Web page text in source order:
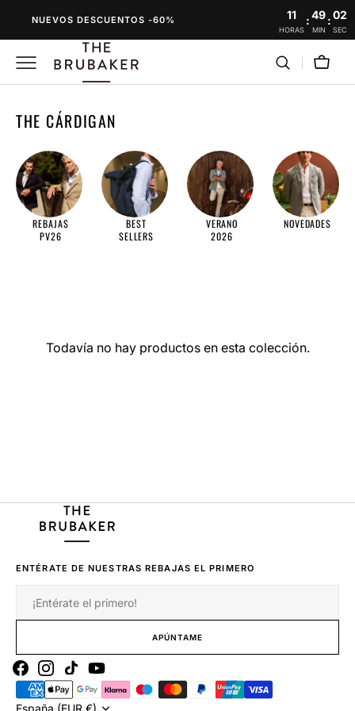
11
HORAS
:49
MIN
: 01
SEC
NUEVOS DESCUENTOS -60%
Carro
RECOPILACIÓN:
THE CÁRDIGAN
REBAJAS
PV26
BEST
SELLERS
VERANO
2026
NOVEDADES
Todavía no hay productos en esta colección.
ENTÉRATE DE NUESTRAS REBAJAS EL PRIMERO
electrónico
APÚNTAME
FacebookInstagram
TiktokYoutube
España (EUR €)